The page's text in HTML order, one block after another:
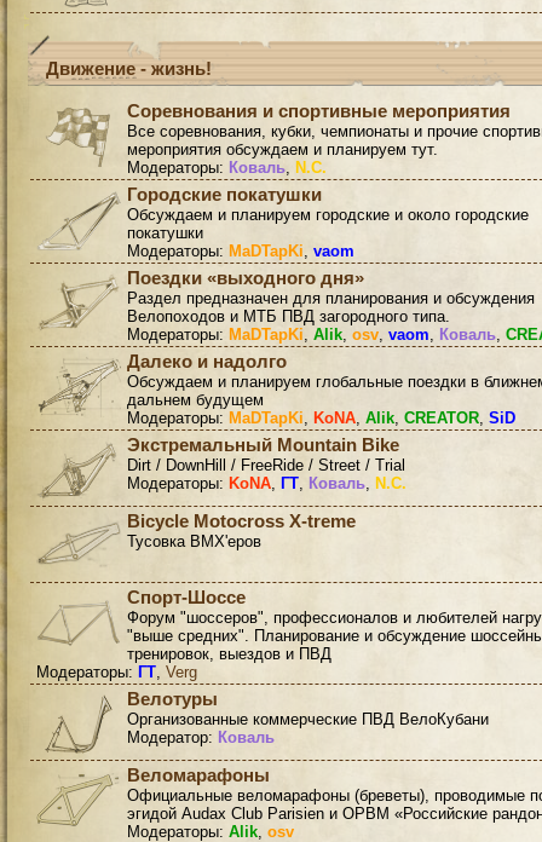
Движение - жизнь!
Соревнования и спортивные мероприятия
Все соревнования, кубки, чемпионаты и прочие
мероприятия обсуждаем и планируем тут.
Модераторы: Коваль, N.C.
Городские покатушки
Обсуждаем и планируем городские и около городские
покатушки
Модераторы: MaDTapKi, vaom
Поездки «выходного дня»
Раздел предназначен для планирования и обсуждения
Велопоходов и МТБ ПВД загородного типа.
Модераторы: MaDTapKi, Alik, osv, vaom, Коваль,
Далеко и надолго
Обсуждаем и планируем глобальные поездки в
дальнем будущем
Модераторы: MaDTapKi, KoNA, Alik, CREATOR, SiD
Экстремальный Mountain Bike
Dirt / DownHill / FreeRide / Street / Trial
Модераторы: KoNA, ГТ, Коваль, N.C.
Bicycle Motocross X-treme
Тусовка BMX'еров
Спорт-Шоссе
Форум "шоссеров", профессионалов и любителей
"выше средних". Планирование и обсуждение
тренировок, выездов и ПВД
Модераторы: ГТ, Verg
Велотуры
Организованные коммерческие ПВД ВелоКубани
Модератор: Коваль
Веломарафоны
Официальные веломарафоны (бреветы), проводимые
эгидой Audax Club Parisien и ОРВМ «Российские
Модераторы: Alik, osv